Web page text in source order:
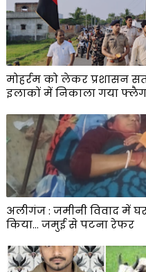
मोहर्रम को लेकर प्रशासन
इलाकों में निकाला गया फ्लैग
अलीगंज : जमीनी विवाद में
किया... जमुई से पटना रेफर